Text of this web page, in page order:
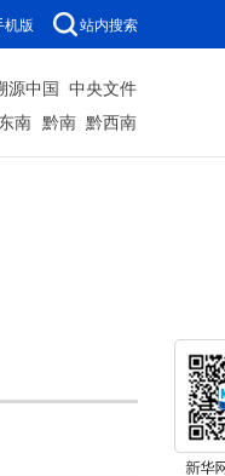
机版 站内搜索
源中国 中央文件
南 黔南 黔西南